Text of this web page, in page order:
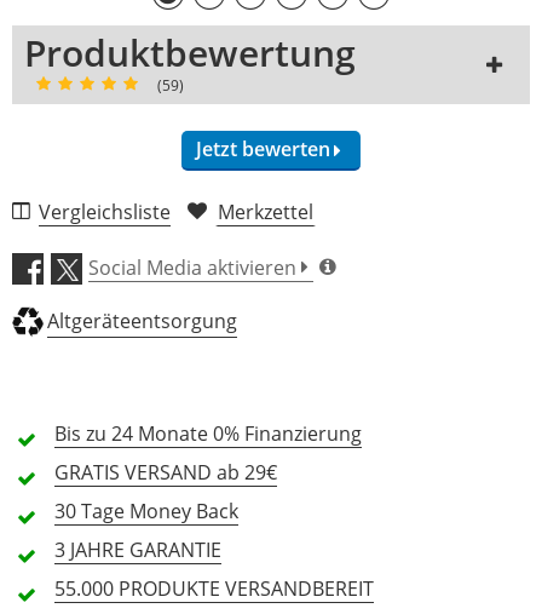
Produktbewertung
(59)
Jetzt bewerten
59 Rezensionen
5 Sterne
4 Sterne
3 Sterne
Alle Sprachen
Vergleichsliste Merkzettel
Social Media aktivieren
Altgeräteentsorgung
Bis zu 24 Monate0% Finanzierung
GRATIS VERSAND ab 29€
30 Tage Money Back
3 JAHRE GARANTIE
55.000 PRODUKTE VERSANDBEREIT